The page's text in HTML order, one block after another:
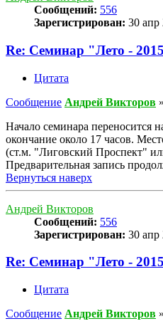
Сообщений: 556
Зарегистрирован: 30 апр
Re: Семинар "Лето -
Цитата
Сообщение Андрей Викторов »
Начало семинара переносится
окончание около 17 часов.
(ст.м. "Лиговский Проспект"
Предварительная запись
Вернуться наверх
Андрей Викторов
Сообщений: 556
Зарегистрирован: 30 апр
Re: Семинар "Лето -
Цитата
Сообщение Андрей Викторов »